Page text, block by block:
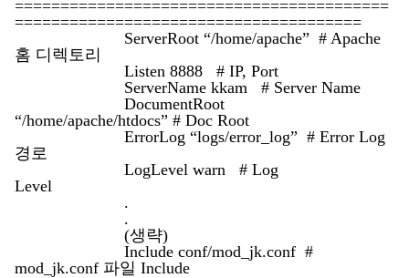
=========================================
======================================
ServerRoot “/home/apache” # Apache
홈 디렉토리
Listen 8888 # IP, Port
ServerName kkam # Server Name
DocumentRoot
“/home/apache/htdocs” # Doc Root
ErrorLog “logs/error_log” # Error Log
경로
LogLevel warn # Log
Level
.
.
(생략)
Include conf/mod_jk.conf #
mod_jk.conf 파일 Include